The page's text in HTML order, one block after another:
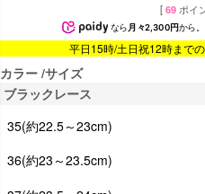
[ 69 ポイ
なら 月々2,300円から
平日15時/土日祝12時まで
カラー サイズ
ブラックレース
35(約22.5～23cm)
36(約23～23.5cm)